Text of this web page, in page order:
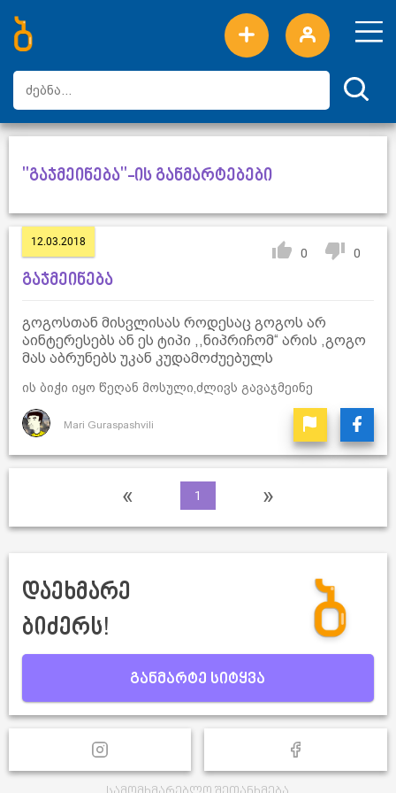
ახალი სიტყვები
ტოპ სიტყვები
დღის ტოპ სიტყვები
ტოპ მომხმარებლები
"გაჯმეინება"-ის განმარტებები
12.03.2018
0 0
გაჯმეინება
გოგოსთან მისვლისას როდესაც გოგოს არ
აინტერესებს ან ეს ტიპი ,,ნიპრიჩომ“ არის ,გოგო
მას აბრუნებს უკან კუდამოძუებულს
ის ბიჭი იყო წეღან მოსული,ძლივს გავაჯმეინე
Mari Guraspashvili
« 1 »
დაეხმარე
ბიძერს!
განმარტე სიტყვა